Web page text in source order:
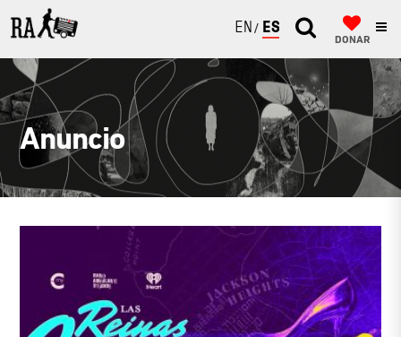
ENGLISH
ESPAÑOL
DONAR
Anuncio